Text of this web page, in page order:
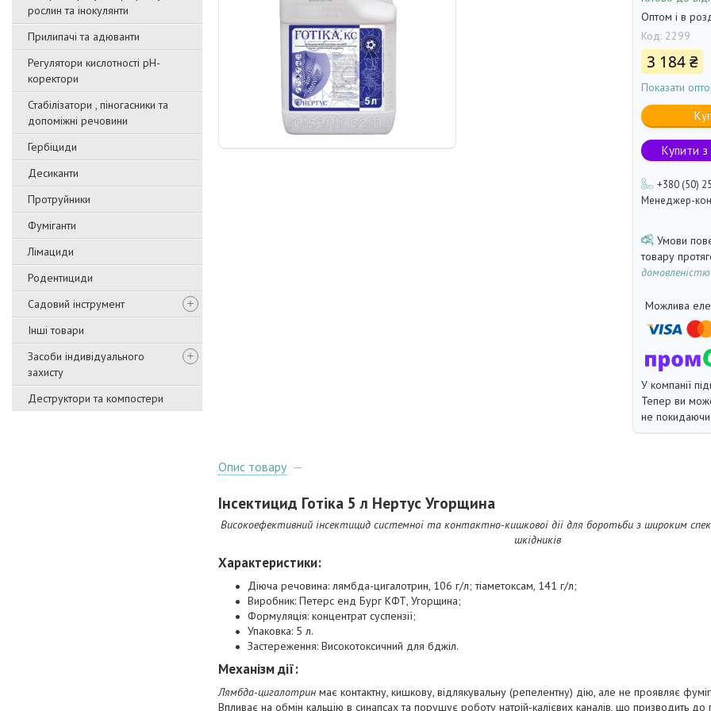
рослин та інокулянти
Прилипачі та адюванти
Регулятори кислотності pН-
коректори
Стабілізатори , піногасники та
допоміжні речовини
Гербіциди
Десиканти
Протруйники
Фуміганти
Лімациди
Родентициди
Садовий інструмент
Інші товари
Засоби індивідуального
захисту
Деструктори та компостери
Оптом і в
Код: 2299
3 184 ₴
Показати
Купити з
+380 (50)
Менеджер-
товару
домовленістю
У компанії
Тепер ви
не покидаючи
Опис товару
Інсектицид Готіка 5 л Нертус Угорщина
Високоефективний інсектицид системної та контактно-кишкової дії для боротьби з широким
шкідників
Характеристики:
Діюча речовина: лямбда-цигалотрин, 106 г/л; тіаметоксам, 141 г/л;
Виробник: Петерс енд Бург КФТ, Угорщина;
Формуляція: концентрат суспензії;
Упаковка: 5 л.
Застереження: Високотоксичний для бджіл.
Механізм дії:
Лямбда-цигалотрин має контактну, кишкову, відлякувальну (репелентну) дію, але не проявляє
Впливає на обмін кальцію в синапсах та порушує роботу натрій-калієвих каналів, що призводить